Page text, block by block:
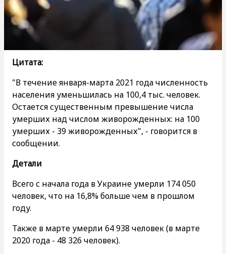
Цитата:
"В течение января-марта 2021 года численность
населения уменьшилась на 100,4 тыс. человек.
Остается существенным превышение числа
умерших над числом живорожденных: на 100
умерших - 39 живорожденных", - говорится в
сообщении.
Детали
Всего с начала года в Украине умерли 174 050
человек, что на 16,8% больше чем в прошлом
году.
Также в марте умерли 64 938 человек (в марте
2020 года - 48 326 человек).